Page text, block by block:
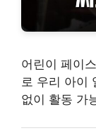
어린이 페이
로 우리 아이
없이 활동 가